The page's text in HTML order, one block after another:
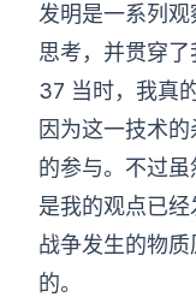
发明是一系列
思考，并贯穿了
37 当时，我真
因为这一技术
的参与。不过
是我的观点已
战争发生的物
的。